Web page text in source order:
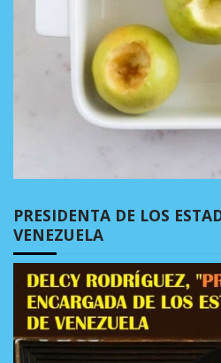
PRESIDENTA DE LOS
VENEZUELA